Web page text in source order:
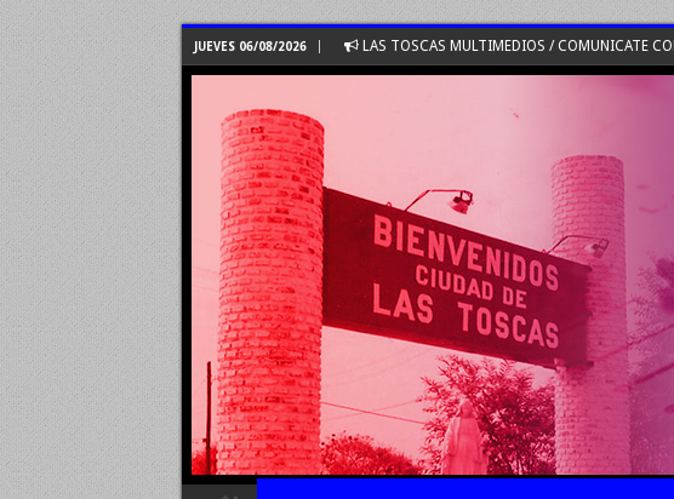
JUEVES 06/08/2026 LAS TOSCAS MULTIMEDIOS / COMUNICATE